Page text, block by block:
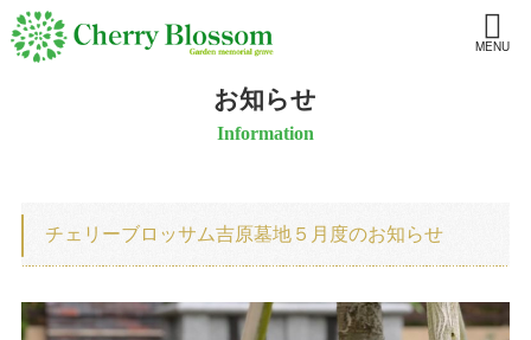
MENU
お知らせ
Information
チェリーブロッサム吉原墓地５月度のお知らせ